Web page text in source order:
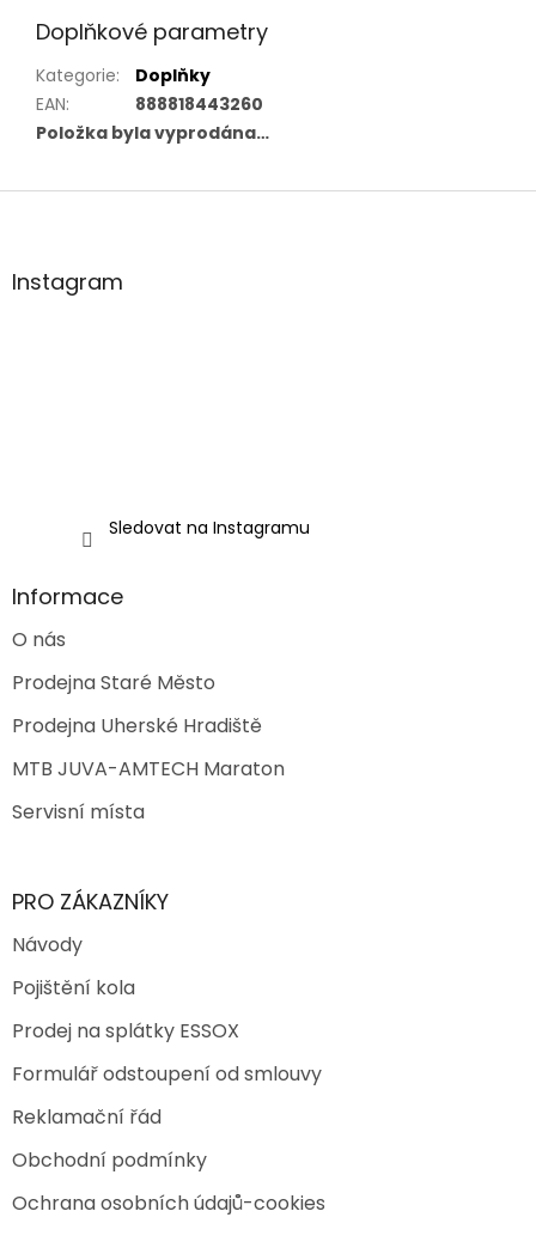
Doplňkové parametry
Kategorie:
Doplňky
EAN:
888818443260
Položka byla vyprodána…
Z
aInstagram
Sledovat na Instagramu
Informace
O nás
Prodejna Staré Město
Prodejna Uherské Hradiště
MTB JUVA-AMTECH Maraton
Servisní místa
PRO ZÁKAZNÍKY
Návody
Pojištění kola
Prodej na splátky ESSOX
Formulář odstoupení od smlouvy
Reklamační řád
Obchodní podmínky
Ochrana osobních údajů-cookies